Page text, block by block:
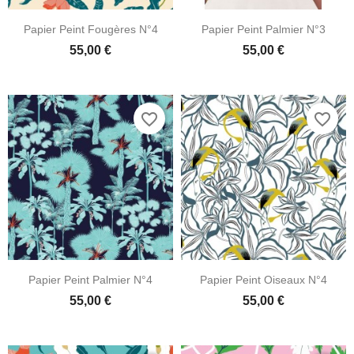
Papier Peint Fougères N°4
55,00 €
Papier Peint Palmier N°3
55,00 €
Papier Peint Palmier N°4
55,00 €
favorite_border
Papier Peint Oiseaux N°4
55,00 €
favorite_border